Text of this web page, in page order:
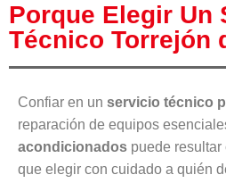
Porque Elegir Un
Técnico Torrejón
Confiar en un servicio técnico
reparación de equipos
acondicionados puede
que elegir con cuidado a quién